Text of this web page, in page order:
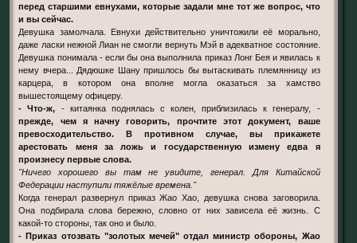
перед старшими евнухами, которые задали мне тот же вопрос, что
и вы сейчас.
Девушка замолчала. Евнухи действительно уничтожили её морально,
даже ласки нежной Лиан не смогли вернуть Мэй в адекватное состояние.
Девушка понимала - если бы она выполнила приказ Лонг Бея и явилась к
нему вчера... Дядюшке Шану пришлось бы вытаскивать племянницу из
карцера, в котором она вполне могла оказаться за хамство
вышестоящему офицеру.
- Что-ж, - китаянка поднялась с колен, приблизилась к генералу, -
прежде, чем я начну говорить, прочтите этот документ, ваше
превосходительство. В противном случае, вы прикажете
арестовать меня за ложь и государственную измену едва я
произнесу первые слова.
"Ничего хорошего вы там не увидите, генерал. Для Китайской
Федерации наступили тяжёлые времена."
Когда генерал развернул приказ Жао Хао, девушка снова заговорила.
Она подбирала слова бережно, словно от них зависела её жизнь. С
какой-то стороны, так оно и было.
- Приказ отозвать "золотых мечей" отдал министр обороны, Жао